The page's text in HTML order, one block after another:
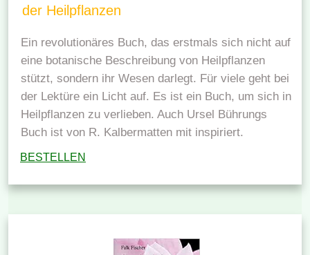
der Heilpflanzen
Ein revolutionäres Buch, das erstmals sich nicht auf
eine botanische Beschreibung von Heilpflanzen
stützt, sondern ihr Wesen darlegt. Für viele geht bei
der Lektüre ein Licht auf. Es ist ein Buch, um sich in
Heilpflanzen zu verlieben. Auch Ursel Bührungs
Buch ist von R. Kalbermatten mit inspiriert.
BESTELLEN